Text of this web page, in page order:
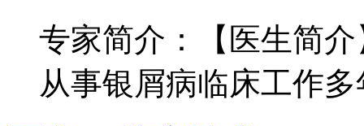
专家简介：【医生简
从事银屑病临床工作多